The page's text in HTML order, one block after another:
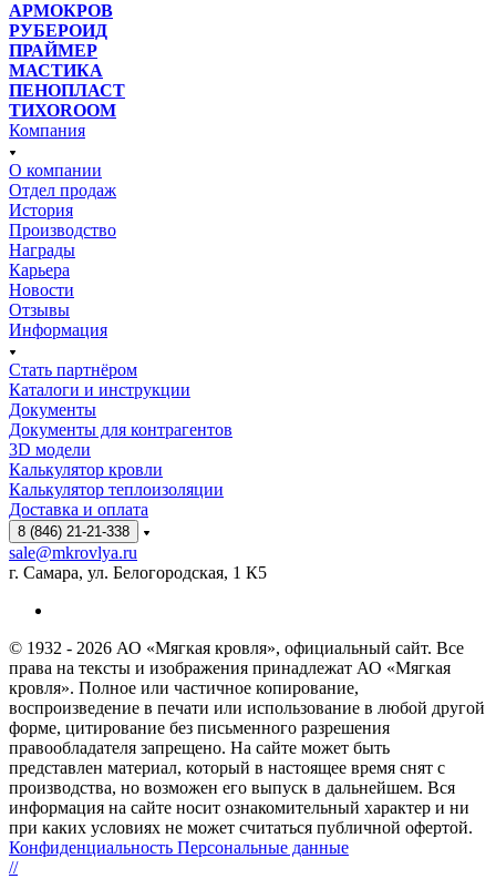
АРМОКРОВ
РУБЕРОИД
ПРАЙМЕР
МАСТИКА
ПЕНОПЛАСТ
ТИХОROOM
Компания
О компании
Отдел продаж
История
Производство
Награды
Карьера
Новости
Отзывы
Информация
Стать партнёром
Каталоги и инструкции
Документы
Документы для контрагентов
3D модели
Калькулятор кровли
Калькулятор теплоизоляции
Доставка и оплата
8 (846) 21-21-338
sale@mkrovlya.ru
г. Самара, ул. Белогородская, 1 К5
© 1932 - 2026 АО «Мягкая кровля», официальный сайт. Все
права на тексты и изображения принадлежат АО «Мягкая
кровля». Полное или частичное копирование,
воспроизведение в печати или использование в любой другой
форме, цитирование без письменного разрешения
правообладателя запрещено. На сайте может быть
представлен материал, который в настоящее время снят с
производства, но возможен его выпуск в дальнейшем. Вся
информация на сайте носит ознакомительный характер и ни
при каких условиях не может считаться публичной офертой.
Конфиденциальность Персональные данные
//